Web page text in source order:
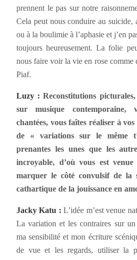
prennent le pas sur notre
Cela peut nous conduire au suicide,
ou à la boulimie à l’aphasie et j’en
toujours heureusement. La folie
nous faire voir la vie en rose comme
Piaf.
Luzy :Reconstitutions
sur musique contemporaine,
chantées, vous faîtes réaliser à
de « variations sur le même
prenantes les unes que les
incroyable, d’où vous est
marquer le côté convulsif de la
cathartique de la jouissance en
Jacky Katu :L’idée m’est venue
La variation et les contraires sur
ma sensibilité et mon écriture
de vue et les regards, utiliser la